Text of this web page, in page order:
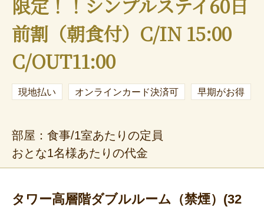
限定！！シンプルステイ60日
前割（朝食付）C/IN 15:00
C/OUT11:00
現地払い オンラインカード決済可 早期がお得
部屋：食事/1室あたりの定員
おとな1名様あたりの代金
タワー高層階ダブルルーム（禁煙）(32